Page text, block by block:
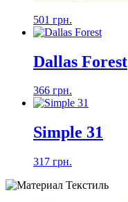
501 грн.
Dallas Forest
366 грн.
Simple 31
317 грн.